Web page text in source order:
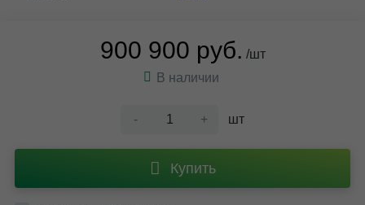
900 900 руб. /шт
В наличии
- + шт
Купить